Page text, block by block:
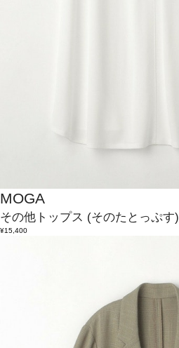
MOGA
その他トップス (そのたとっぷす)
¥15,400